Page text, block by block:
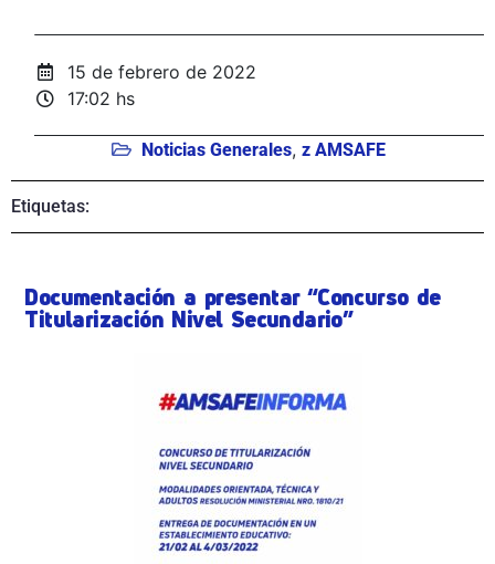
15 de febrero de 2022
17:02 hs
Noticias Generales, z AMSAFE
Etiquetas:
Documentación a presentar “Concurso de
Titularización Nivel Secundario”